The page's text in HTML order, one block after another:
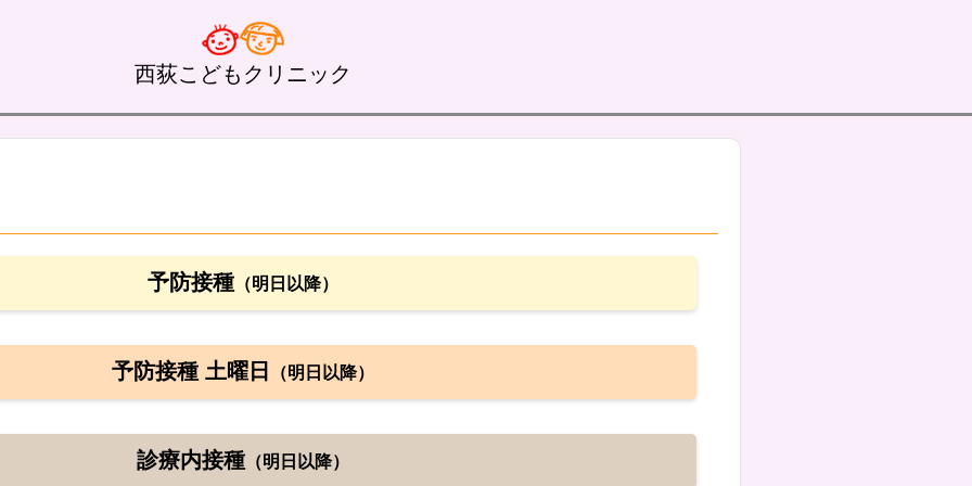
西荻こどもクリニック
予防接種 （明日以降）
予防接種 土曜日 （明日以降）
診療内接種 （明日以降）